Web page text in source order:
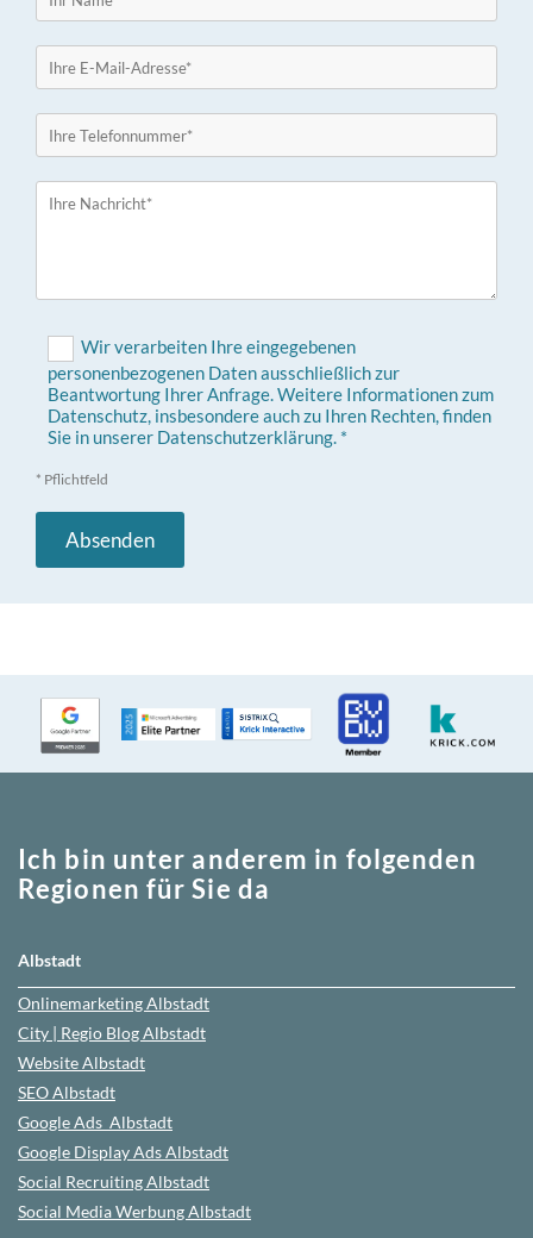
Wir verarbeiten Ihre eingegebenen
personenbezogenen Daten ausschließlich zur
Beantwortung Ihrer Anfrage. Weitere Informationen zum
Datenschutz, insbesondere auch zu Ihren Rechten, finden
Sie in unserer Datenschutzerklärung. *
* Pflichtfeld
Ich bin unter anderem in folgenden
Regionen für Sie da
Albstadt
OnlinemarketingAlbstadt
City | Regio BlogAlbstadt
WebsiteAlbstadt
SEOAlbstadt
Google Ads Albstadt
Google Display Ads Albstadt
Social Recruiting Albstadt
Social Media WerbungAlbstadt